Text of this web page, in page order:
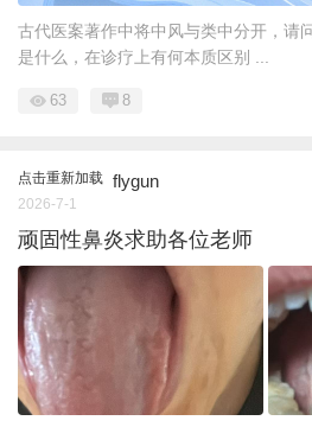
古代医案著作中将中风与类中分开，请
是什么，在诊疗上有何本质区别 ...
63 8
点击重新加载 flygun
2026-7-1
顽固性鼻炎求助各位老师